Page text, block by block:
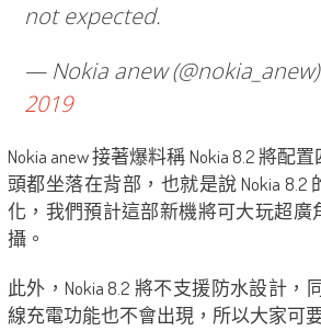
not expected.
— Nokia anew (@nokia_anew)
2019
Nokia anew 接著爆料稱 Nokia 8.2 將配
頭都坐落在背部，也就是說 Nokia 8.2
化，我們預計這部新機將可大玩超廣
攝。
此外，Nokia 8.2 將不支援防水設計，
線充電功能也不會出現，所以大家可